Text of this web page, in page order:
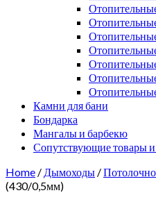
Камни для бани
Бондарка
Мангалы и барбекю
Сопутствующие товары и
Home / Дымоходы /
(430/0,5мм)